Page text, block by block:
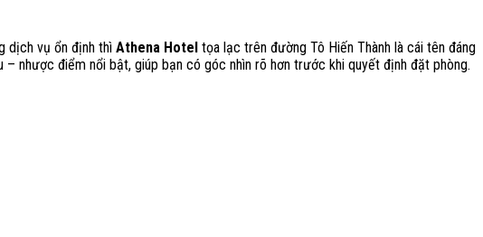
dịch vụ ổn định thì Athena Hotel tọa lạc trên đường Tô Hiến Thành là cái tên đáng
nhược điểm nổi bật, giúp bạn có góc nhìn rõ hơn trước khi quyết định đặt phòng.